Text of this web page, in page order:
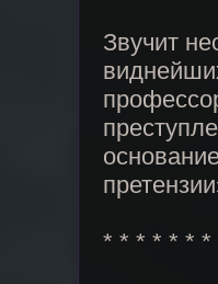
Звучит
* * * * * * *